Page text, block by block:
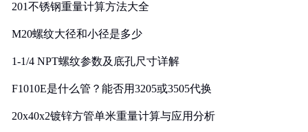
201不锈钢重量计算方法大全
M20螺纹大径和小径是多少
1-1/4 NPT螺纹参数及底孔尺寸详解
F1010E是什么管？能否用3205或3505代换
20x40x2镀锌方管单米重量计算与应用分析